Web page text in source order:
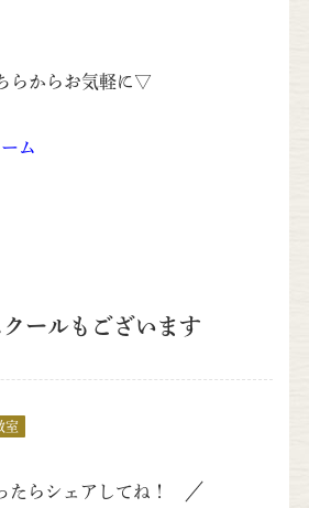
らからお気軽に▽
ム
ールもございます
室
たらシェアしてね！